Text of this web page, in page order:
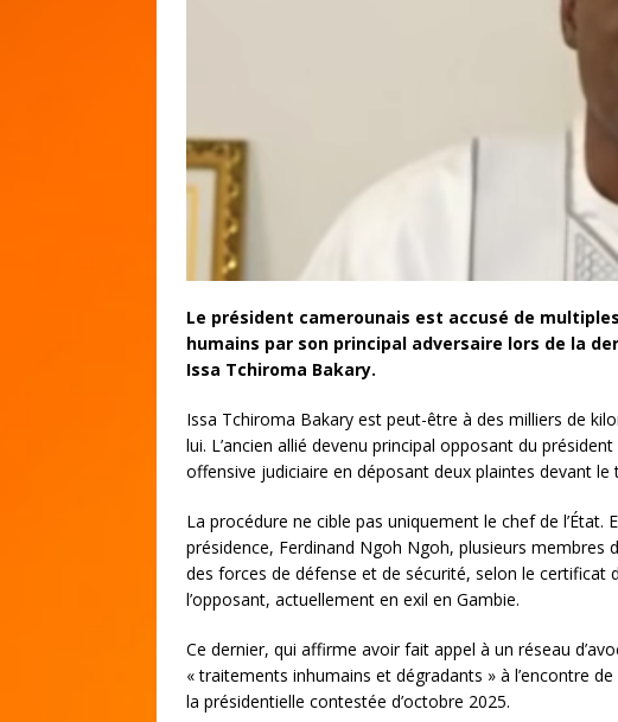
Le président camerounais est accusé de
humains par son principal adversaire lors de la
Issa Tchiroma Bakary.
Issa Tchiroma Bakary est peut-être à des milliers de
lui. L’ancien allié devenu principal opposant du
offensive judiciaire en déposant deux plaintes devant le
La procédure ne cible pas uniquement le chef de l’État.
présidence, Ferdinand Ngoh Ngoh, plusieurs membres
des forces de défense et de sécurité, selon le certificat
l’opposant, actuellement en exil en Gambie.
Ce dernier, qui affirme avoir fait appel à un réseau
« traitements inhumains et dégradants » à l’encontre
la présidentielle contestée d’octobre 2025.